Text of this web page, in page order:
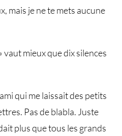
mais je ne te mets aucune
vaut mieux que dix silences
qui me laissait des petits
Pas de blabla. Juste
plus que tous les grands